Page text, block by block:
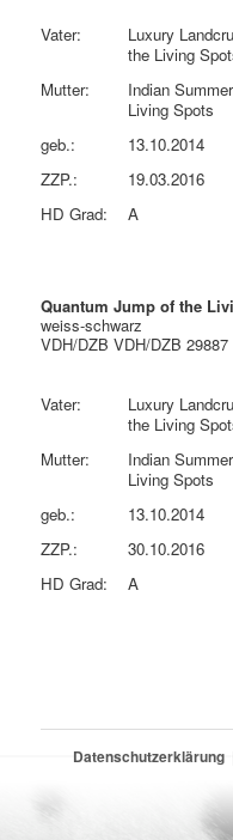
Vater:
Luxury
the Living
Mutter:
Indian
Living Spots
geb.:
13.10.2014
ZZP.:
19.03.2016
HD Grad:
A
Quantum Jump of the
weiss-schwarz
VDH/DZB VDH/DZB 29887
Vater:
Luxury
the Living
Mutter:
Indian
Living Spots
geb.:
13.10.2014
ZZP.:
30.10.2016
HD Grad:
A
Datenschutzerklärung